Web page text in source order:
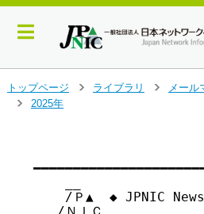
トップページ
ライブラリ
メール
2025年
/Ｐ▲  ◆ JPNIC